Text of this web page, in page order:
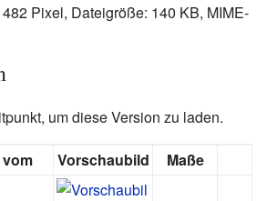
Pixel, Dateigröße: 140 KB, MIME-
um diese Version zu laden.
Vorschaubild Maße